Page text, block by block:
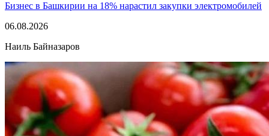
Бизнес в Башкирии на 18% нарастил закупки электромобилей
06.08.2026
Наиль Байназаров